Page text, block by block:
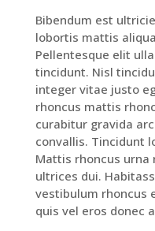
Bibendum est
lobortis mattis
Pellentesque elit
tincidunt. Nisl
integer vitae justo
rhoncus mattis
curabitur gravida
convallis. Tincidunt
Mattis rhoncus urna
ultrices dui.
vestibulum rhoncus
quis vel eros donec